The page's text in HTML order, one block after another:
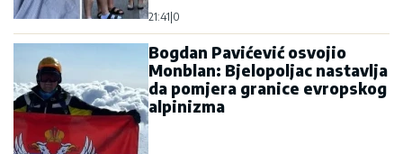
21:41|0
Bogdan Pavićević osvojio
Monblan: Bjelopoljac nastavlja
da pomjera granice evropskog
alpinizma